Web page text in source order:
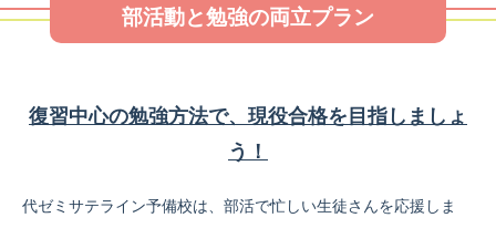
部活動と勉強の両立プラン
復習中心の勉強方法で、現役合格を目指しましょ
う！
代ゼミサテライン予備校は、部活で忙しい生徒さんを応援しま